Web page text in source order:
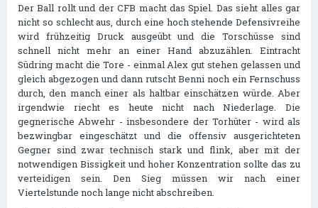
Der Ball rollt und der CFB macht das Spiel. Das sieht alles gar
nicht so schlecht aus, durch eine hoch stehende Defensivreihe
wird frühzeitig Druck ausgeübt und die Torschüsse sind
schnell nicht mehr an einer Hand abzuzählen. Eintracht
Südring macht die Tore - einmal Alex gut stehen gelassen und
gleich abgezogen und dann rutscht Benni noch ein Fernschuss
durch, den manch einer als haltbar einschätzen würde. Aber
irgendwie riecht es heute nicht nach Niederlage. Die
gegnerische Abwehr - insbesondere der Torhüter - wird als
bezwingbar eingeschätzt und die offensiv ausgerichteten
Gegner sind zwar technisch stark und flink, aber mit der
notwendigen Bissigkeit und hoher Konzentration sollte das zu
verteidigen sein. Den Sieg müssen wir nach einer
Viertelstunde noch lange nicht abschreiben.